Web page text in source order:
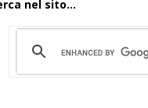
nel sito...